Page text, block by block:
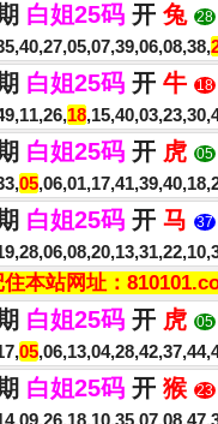
白姐25码开 兔 28
白姐25码开 牛 18
18
白姐25码开 虎 05
05
白姐25码开 马 37
住本站网址：
白姐25码开 虎 05
05
白姐25码开 猴 23